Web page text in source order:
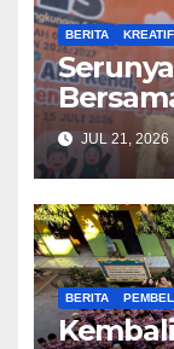
BERITA
JUL 21, 2026
BERITA